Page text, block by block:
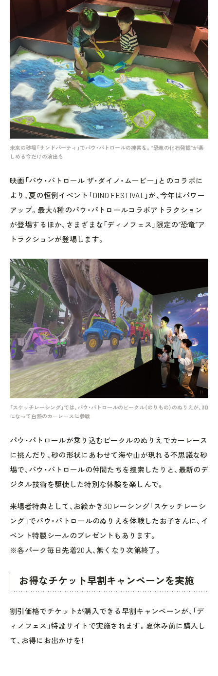
未来の砂場「サンドパーティ」でパウ・パトロールの捜索を。“恐竜の化石発掘”が楽
しめる今だけの演出も
映画「パウ・パトロール ザ・ダイノ・ムービー」とのコラボに
より、夏の恒例イベント「DINO FESTIVAL」が、今年はパワー
アップ。最大4種のパウ・パトロールコラボアトラクション
が登場するほか、さまざまな「ディノフェス」限定の“恐竜”ア
トラクションが登場します。
「スケッチレーシング」では、パウ・パトロールのビークル（のりもの）のぬりえが、3D
になって白熱のカーレースに参戦
パウ・パトロールが乗り込むビークルのぬりえでカーレース
に挑んだり、砂の形状にあわせて海や山が現れる不思議な砂
場で、パウ・パトロールの仲間たちを捜索したりと、最新のデ
ジタル技術を駆使した特別な体験を楽しんで。
来場者特典として、お絵かき3Dレーシング「スケッチレーシ
ング」でパウ・パトロールのぬりえを体験したお子さんに、イ
ベント特製シールのプレゼントもあります。
※各パーク毎日先着20人、無くなり次第終了。
お得なチケット早割キャンペーンを実施
割引価格でチケットが購入できる早割キャンペーンが、「デ
ィノフェス」特設サイトで実施されます。夏休み前に購入し
て、お得にお出かけを！